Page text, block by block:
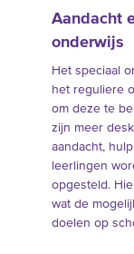
Aandacht
onderwijs
Het speciaal
het reguliere
om deze te
zijn meer
aandacht,
leerlingen
opgesteld.
wat de
doelen op